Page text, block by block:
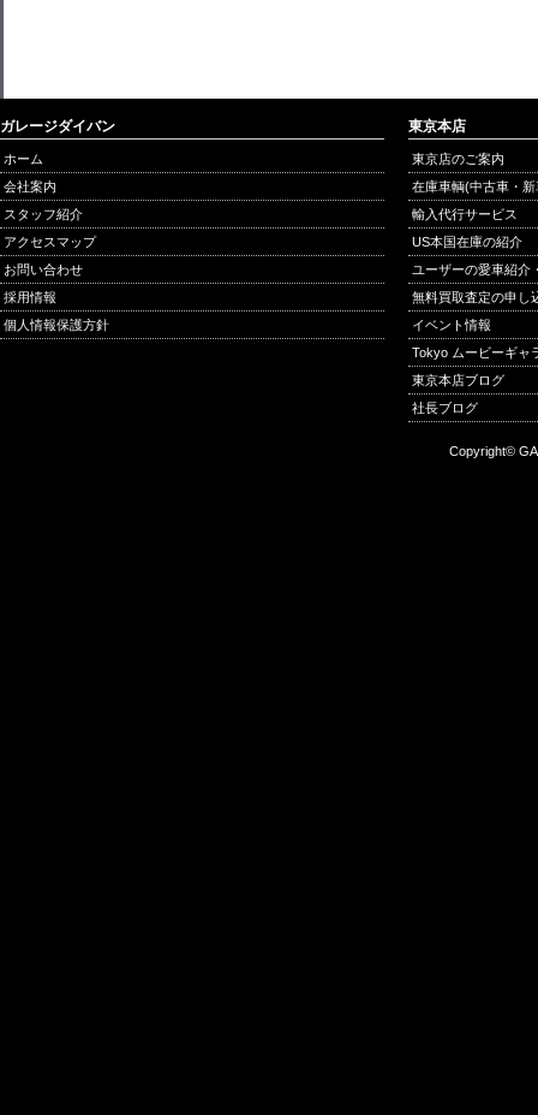
ガレージダイバン
ホーム
会社案内
スタッフ紹介
アクセスマップ
お問い合わせ
採用情報
個人情報保護方針
東京本店
東京店のご案内
在庫車輌(中古車・
輸入代行サービス
US本国在庫の紹介
ユーザーの愛車紹介
無料買取査定の申し
イベント情報
Tokyo ムービーギャ
東京本店ブログ
社長ブログ
Copyright©